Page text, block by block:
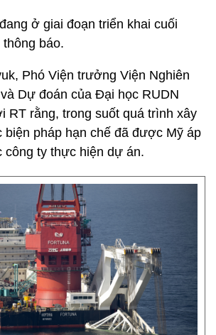
ở giai đoạn triển khai cuối
thông báo.
Phó Viện trưởng Viện Nghiên
Dự đoán của Đại học RUDN
RT rằng, trong suốt quá trình xây
biện pháp hạn chế đã được Mỹ áp
công ty thực hiện dự án.